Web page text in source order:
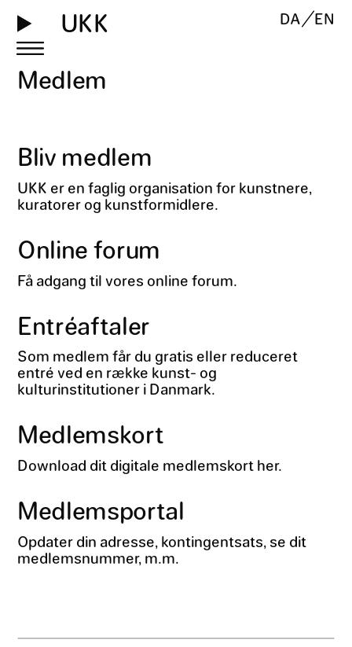
UKK DA EN
Medlem
Bliv medlem
UKK er en faglig organisation for kunstnere,
kuratorer og kunstformidlere.
Online forum
Få adgang til vores online forum.
Entréaftaler
Som medlem får du gratis eller reduceret
entré ved en række kunst- og
kulturinstitutioner i Danmark.
Medlemskort
Download dit digitale medlemskort her.
Medlemsportal
Opdater din adresse, kontingentsats, se dit
medlemsnummer, m.m.